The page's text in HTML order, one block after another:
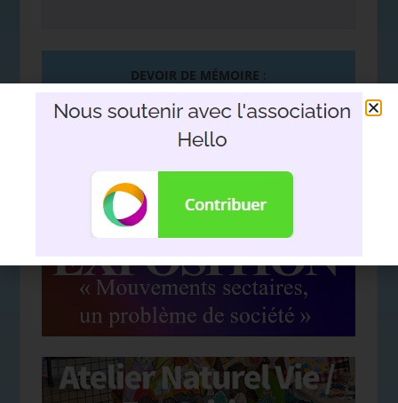
DEVOIR DE MÉMOIRE :
De la mémoire à la plume. Hommage d’un
fils à son père. Le film support aux
interventions en milieu scolaire.
https://www.facebook.com